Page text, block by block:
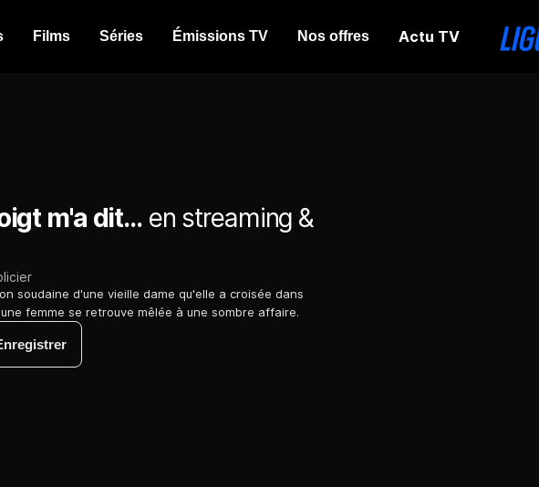
Films Séries Émissions TV Nos offres Actu TV
m'a dit...en streaming &
soudaine d'une vieille dame qu'elle a croisée dans
femme se retrouve mêlée à une sombre affaire.